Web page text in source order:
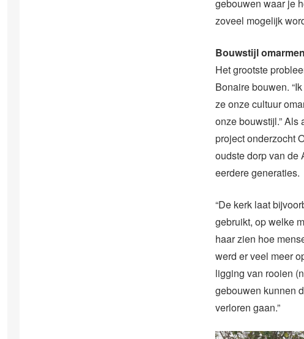
gebouwen waar je
zoveel mogelijk
Bouwstijl omarmen
Het grootste
Bonaire bouwen.
ze onze cultuur
onze bouwstijl.” Als
project onderzocht
oudste dorp van de
eerdere generaties.
“De kerk laat
gebruikt, op welke
haar zien hoe
werd er veel meer
ligging van rooien
gebouwen kunnen
verloren gaan.”